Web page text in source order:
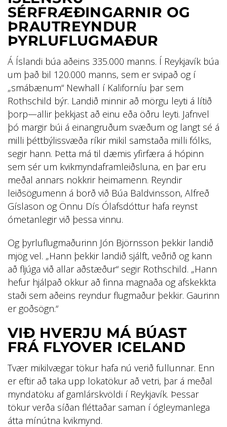
SÉRFRÆÐINGARNIR OG
ÞRAUTREYNDUR
ÞYRLUFLUGMAÐUR
Á Íslandi búa aðeins 335.000 manns. Í Reykjavík búa
um það bil 120.000 manns, sem er svipað og í
„smábænum“ Newhall í Kaliforníu þar sem
Rothschild býr. Landið minnir að mörgu leyti á lítið
þorp—allir þekkjast að einu eða öðru leyti. Jafnvel
þó margir búi á einangruðum svæðum og langt sé á
milli þéttbýlissvæða ríkir mikil samstaða milli fólks,
segir hann. Þetta má til dæmis yfirfæra á hópinn
sem sér um kvikmyndaframleiðsluna, en þar eru
meðal annars nokkrir heimamenn. Reyndir
leiðsögumenn á borð við Búa Baldvinsson, Alfreð
Gíslason og Önnu Dís Ólafsdóttur hafa reynst
ómetanlegir við þessa vinnu.
Og þyrluflugmaðurinn Jón Björnsson þekkir landið
mjög vel. „Hann þekkir landið sjálft, veðrið og kann
að fljúga við allar aðstæður“ segir Rothschild. „Hann
hefur hjálpað okkur að finna magnaða og afskekkta
staði sem aðeins reyndur flugmaður þekkir. Gaurinn
er goðsögn.“
VIÐ HVERJU MÁ BÚAST
FRÁ FLYOVER ICELAND
Tvær mikilvægar tökur hafa nú verið fullunnar. Enn
er eftir að taka upp lokatökur að vetri, þar á meðal
myndatöku af gamlárskvöldi í Reykjavík. Þessar
tökur verða síðan fléttaðar saman í ógleymanlega
átta mínútna kvikmynd.